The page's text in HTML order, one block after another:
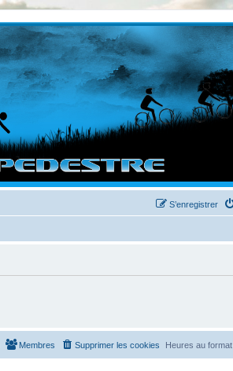
S’enregistrer
Heures au format
Supprimer les cookies
Membres